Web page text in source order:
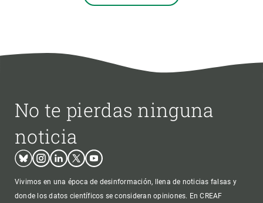
No te pierdas ninguna
noticia
BlueskyInstagram
LinkedinTwitterYoutube
Vivimos en una época de desinformación, llena de noticias falsas y
donde los datos científicos se consideran opiniones. En CREAF